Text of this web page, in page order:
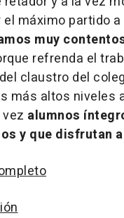
máximo partido
muy
refrenda el
claustro del
más altos niveles
alumnos
y que disfrutan